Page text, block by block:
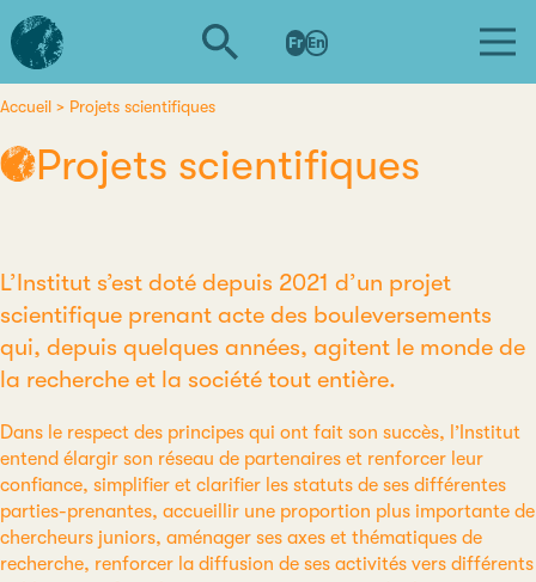
Aller
au
contenu
L'institut
d'études
avancées
de
Fr En
d'Ariane
Accueil Projets scientifiques
Projets scientifiques
L’Institut s’est doté depuis 2021 d’un projet
scientifique prenant acte des bouleversements
qui, depuis quelques années, agitent le monde de
la recherche et la société tout entière.
Dans le respect des principes qui ont fait son succès, l’Institut
entend élargir son réseau de partenaires et renforcer leur
confiance, simplifier et clarifier les statuts de ses différentes
parties-prenantes, accueillir une proportion plus importante de
chercheurs juniors, aménager ses axes et thématiques de
recherche, renforcer la diffusion de ses activités vers différents